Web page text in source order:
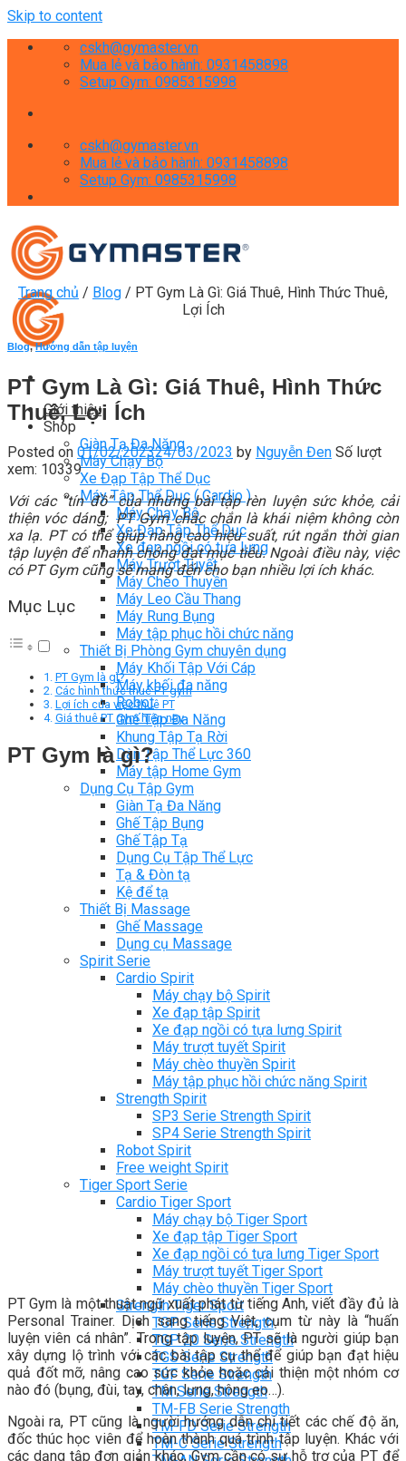
Skip to content
cskh@gymaster.vn
Mua lẻ và bảo hành: 0931458898
Setup Gym: 0985315998
cskh@gymaster.vn
Mua lẻ và bảo hành: 0931458898
Setup Gym: 0985315998
Giới thiệu
Shop
Giàn Tạ Đa Năng
Máy Chạy Bộ
Xe Đạp Tập Thể Dục
Máy Tập Thể Dục ( Cardio )
Máy Chạy Bộ
Xe Đạp Tập Thể Dục
Xe đạp ngồi có tựa lưng
Máy Trượt Tuyết
Máy Chèo Thuyền
Máy Leo Cầu Thang
Máy Rung Bụng
Máy tập phục hồi chức năng
Thiết Bị Phòng Gym chuyên dụng
Máy Khối Tập Với Cáp
Máy khối đa năng
Robot
Ghế Tập Đa Năng
Khung Tập Tạ Rời
Dàn Tập Thể Lực 360
Máy tập Home Gym
Dụng Cụ Tập Gym
Giàn Tạ Đa Năng
Ghế Tập Bụng
Ghế Tập Tạ
Dụng Cụ Tập Thể Lực
Tạ & Đòn tạ
Kệ để tạ
Thiết Bị Massage
Ghế Massage
Dụng cụ Massage
Spirit Serie
Cardio Spirit
Máy chạy bộ Spirit
Xe đạp tập Spirit
Xe đạp ngồi có tựa lưng Spirit
Máy trượt tuyết Spirit
Máy chèo thuyền Spirit
Máy tập phục hồi chức năng Spirit
Strength Spirit
SP3 Serie Strength Spirit
SP4 Serie Strength Spirit
Robot Spirit
Free weight Spirit
Tiger Sport Serie
Cardio Tiger Sport
Máy chạy bộ Tiger Sport
Xe đạp tập Tiger Sport
Xe đạp ngồi có tựa lưng Tiger Sport
Máy trượt tuyết Tiger Sport
Máy chèo thuyền Tiger Sport
Strength Tiger Sport
TGP Serie Strength
TGP 20 Serie Strength
TGS Serie Strength
TGF Serie Strength
TM Serie Strength
TM-FB Serie Strength
TM-FD Serie Strength
TM-C Serie Strength
Trang chủ / Blog / PT Gym Là Gì: Giá Thuê, Hình Thức Thuê,
Lợi Ích
Blog,Hướng dẫn tập luyện
PT Gym Là Gì: Giá Thuê, Hình Thức
Thuê, Lợi Ích
Posted on 01/02/202324/03/2023 by Nguyễn Đen Số lượt
xem: 10339
Với các “tín đồ” của những bài tập rèn luyện sức khỏe, cải
thiện vóc dáng; PT Gym chắc chắn là khái niệm không còn
xa lạ. PT có thể giúp nâng cao hiệu suất, rút ngắn thời gian
tập luyện để nhanh chóng đạt mục tiêu. Ngoài điều này, việc
có PT Gym cũng sẽ mang đến cho bạn nhiều lợi ích khác.
Mục Lục
PT Gym là gì?
Các hình thức thuê PT gym
Lợi ích của việc thuê PT
Giá thuê PT gym hiện nay
PT Gym là gì?
PT Gym là một thuật ngữ xuất phát từ tiếng Anh, viết đầy đủ là
Personal Trainer. Dịch sang tiếng Việt, cụm từ này là “huấn
luyện viên cá nhân”. Trong tập luyện, PT sẽ là người giúp bạn
xây dựng lộ trình với các bài tập cụ thể để giúp bạn đạt hiệu
quả đốt mỡ, nâng cao sức khỏe hoặc cải thiện một nhóm cơ
nào đó (bụng, đùi, tay, chân, lưng, hông eo…).
Ngoài ra, PT cũng là người hướng dẫn chi tiết các chế độ ăn,
đốc thúc học viên để hoàn thành quá trình tập luyện. Khác với
các dạng tập đơn giản khác, Gym cần có sự hỗ trợ của PT để